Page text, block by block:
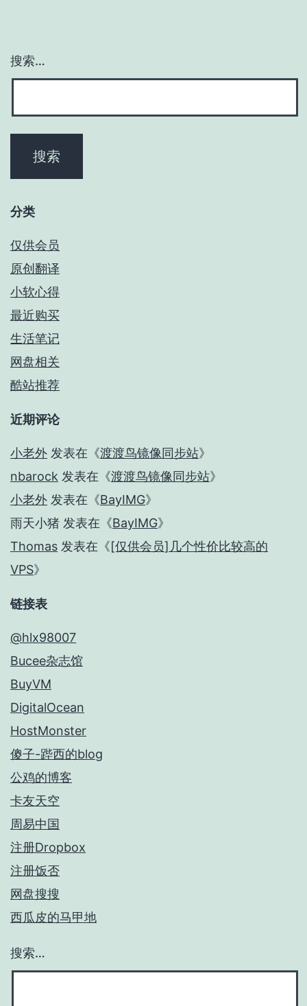
搜索…
分类
仅供会员
原创翻译
小软心得
最近购买
生活笔记
网盘相关
酷站推荐
近期评论
小老外 发表在《渡渡鸟镜像同步站》
nbarock 发表在《渡渡鸟镜像同步站》
小老外 发表在《BayIMG》
雨天小猪 发表在《BayIMG》
Thomas 发表在《[仅供会员]几个性价比较高的
VPS》
链接表
@hlx98007
Bucee杂志馆
BuyVM
DigitalOcean
HostMonster
傻子-跸西的blog
公鸡的博客
卡友天空
周易中国
注册Dropbox
注册饭否
网盘搜搜
西瓜皮的马甲地
搜索…